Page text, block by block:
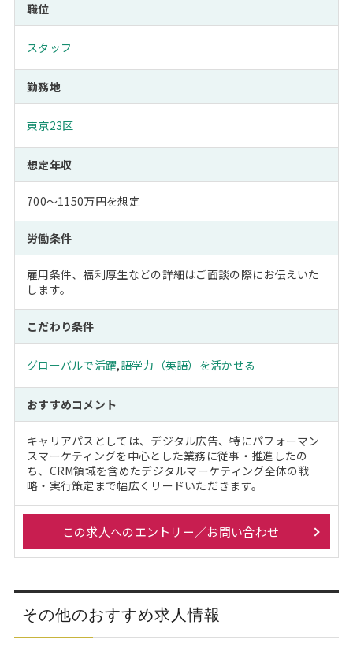
職位
スタッフ
勤務地
東京23区
想定年収
700～1150万円を想定
労働条件
雇用条件、福利厚生などの詳細はご面談の際にお伝えいた
します。
こだわり条件
グローバルで活躍,語学力（英語）を活かせる
おすすめコメント
キャリアパスとしては、デジタル広告、特にパフォーマン
スマーケティングを中心とした業務に従事・推進したの
ち、CRM領域を含めたデジタルマーケティング全体の戦
略・実行策定まで幅広くリードいただきます。
この求人へのエントリー／お問い合わせ
その他のおすすめ求人情報